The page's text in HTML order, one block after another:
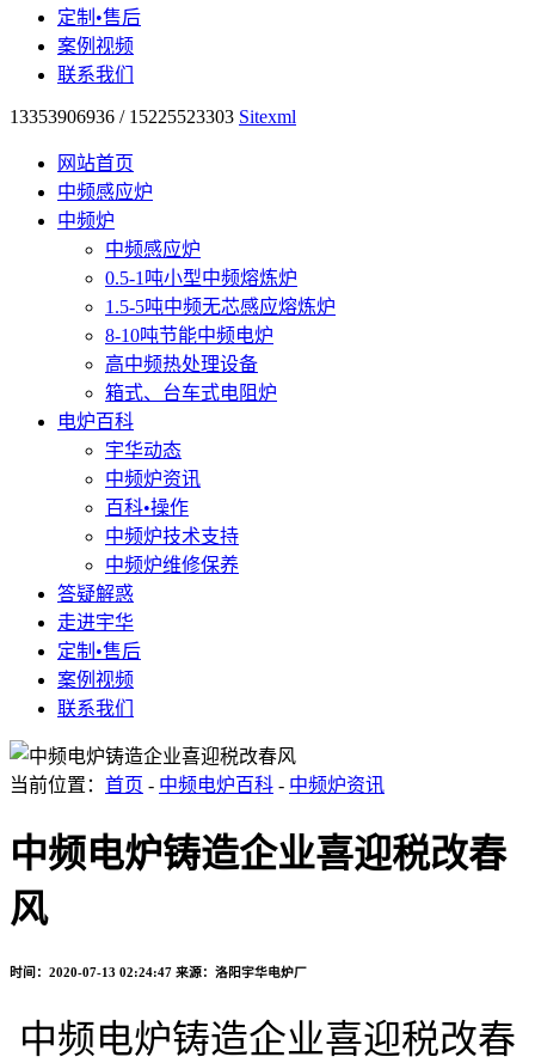
定制•售后
案例视频
联系我们
13353906936 / 15225523303 Sitexml
网站首页
中频感应炉
中频炉
中频感应炉
0.5-1吨小型中频熔炼炉
1.5-5吨中频无芯感应熔炼炉
8-10吨节能中频电炉
高中频热处理设备
箱式、台车式电阻炉
电炉百科
宇华动态
中频炉资讯
百科•操作
中频炉技术支持
中频炉维修保养
答疑解惑
走进宇华
定制•售后
案例视频
联系我们
当前位置： 首页 - 中频电炉百科 - 中频炉资讯
中频电炉铸造企业喜迎税改春
风
时间：2020-07-13 02:24:47 来源：洛阳宇华电炉厂
中频电炉铸造企业喜迎税改春